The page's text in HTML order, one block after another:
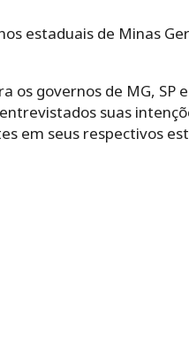
estaduais de Minas
os governos de MG, SP
suas
em seus respectivos